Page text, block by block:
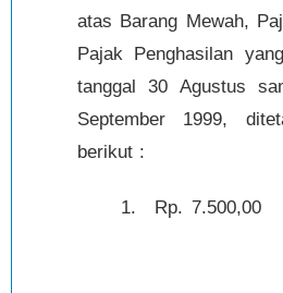
atas Barang Mewah,
Pajak Penghasilan
tanggal 30 Agustus
September 1999,
berikut :
1. Rp. 7.500,00